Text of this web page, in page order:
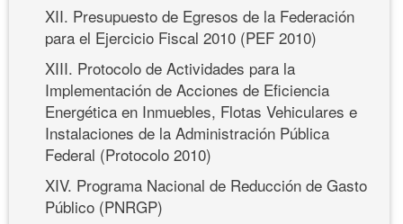
XII. Presupuesto de Egresos de la Federación
para el Ejercicio Fiscal 2010 (PEF 2010)
XIII. Protocolo de Actividades para la
Implementación de Acciones de Eficiencia
Energética en Inmuebles, Flotas Vehiculares e
Instalaciones de la Administración Pública
Federal (Protocolo 2010)
XIV. Programa Nacional de Reducción de Gasto
Público (PNRGP)